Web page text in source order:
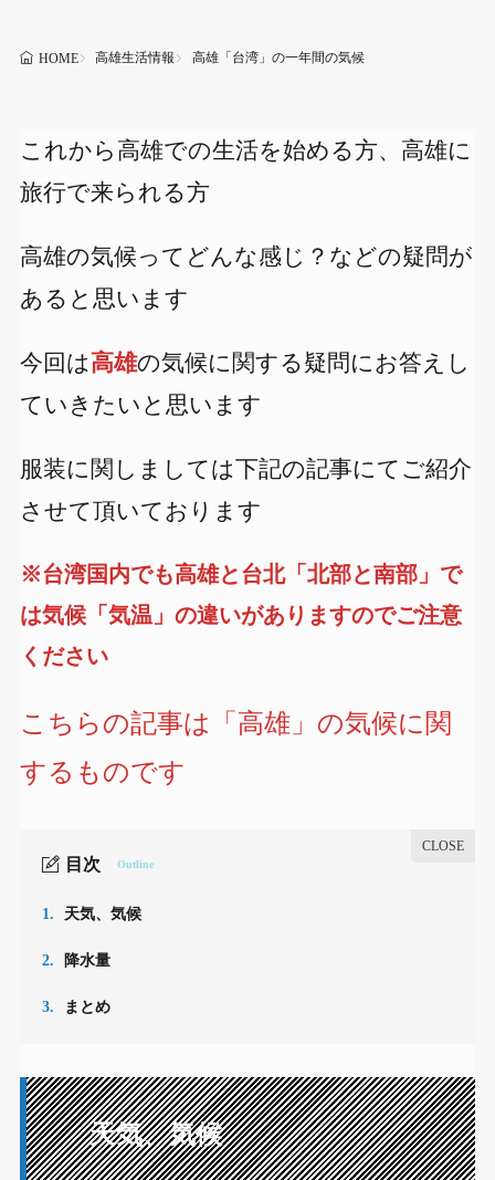
HOME 高雄生活情報 高雄「台湾」の一年間の気候
これから高雄での生活を始める方、高雄に
旅行で来られる方
高雄の気候ってどんな感じ？などの疑問が
あると思います
今回は高雄の気候に関する疑問にお答えし
ていきたいと思います
服装に関しましては下記の記事にてご紹介
させて頂いております
※台湾国内でも高雄と台北「北部と南部」で
は気候「気温」の違いがありますのでご注意
ください
こちらの記事は「高雄」の気候に関
するものです
目次 Outline
1. 天気、気候
2. 降水量
3. まとめ
天気、気候